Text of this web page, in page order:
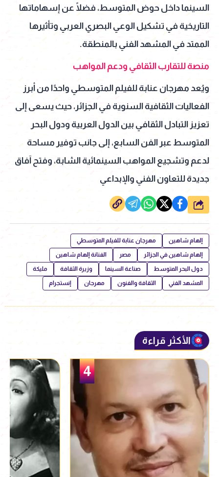
السينما داخل حوض المتوسط، فضلًا عن إسهاماتها
التاريخية في تشكيل الوعي البصري العربي وتأثيرها
الممتد في المشهد الفني بالمنطقة.
منصة للتقارب الثقافي ودعم المواهب
ويُعد مهرجان عنابة للفيلم المتوسطي واحدًا من أبرز
الفعاليات الثقافية السنوية في الجزائر، حيث يسعى إلى
تعزيز التبادل الثقافي بين الدول العربية ودول البحر
المتوسط عبر الفن السابع، إلى جانب توفير مساحة
لدعم وتشجيع المواهب السينمائية الشابة، وفتح آفاق
جديدة للتعاون الفني والإبداعي
شارك
إلهام شاهين مهرجان عنابة للفيلم المتوسطي
إلهام شاهين في الجزائر مصر الفنانة إلهام شاهين
دول البحر المتوسط صناعة السينما وزيرة الثقافة مليكة
المشهد الفني الثقافة والفنون مهرجان إنستجرام
الأكثر قراءة
5